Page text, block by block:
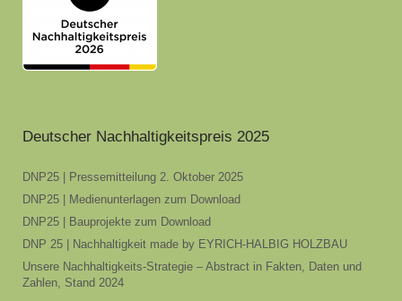
Deutscher Nachhaltigkeitspreis 2025
DNP25 | Pressemitteilung 2. Oktober 2025
DNP25 | Medienunterlagen zum Download
DNP25 | Bauprojekte zum Download
DNP 25 | Nachhaltigkeit made by EYRICH-HALBIG HOLZBAU
Unsere Nachhaltigkeits-Strategie – Abstract in Fakten, Daten und
Zahlen, Stand 2024